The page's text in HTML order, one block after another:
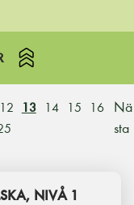
12 13 14 15
16
Nä
sta
NIVÅ 1